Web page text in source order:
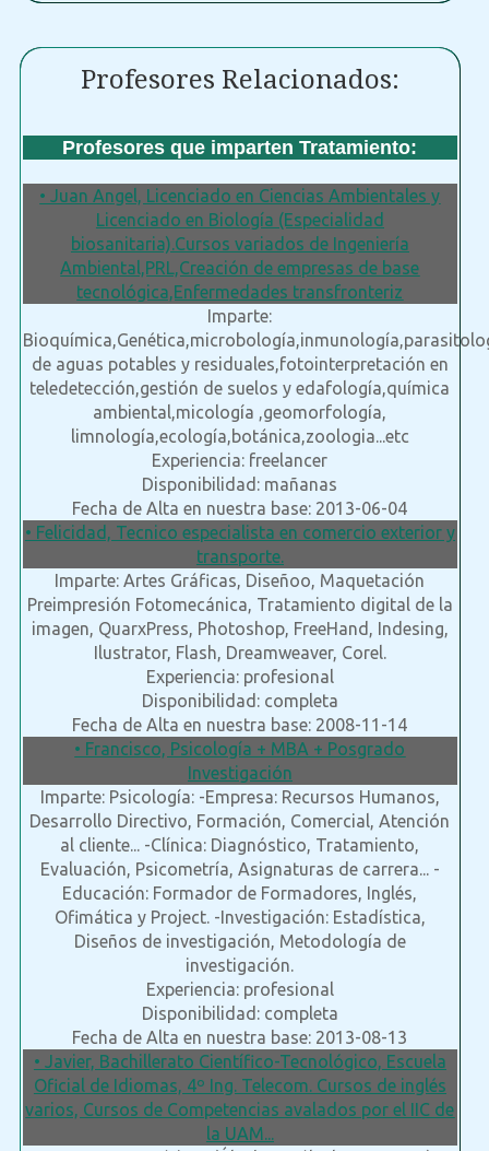
Profesores Relacionados:
Profesores que imparten Tratamiento:
• Juan Angel, Licenciado en Ciencias Ambientales y
Licenciado en Biología (Especialidad
biosanitaria).Cursos variados de Ingeniería
Ambiental,PRL,Creación de empresas de base
tecnológica,Enfermedades transfronteriz
Imparte:
de aguas potables y residuales,fotointerpretación en
teledetección,gestión de suelos y edafología,química
ambiental,micología ,geomorfología,
limnología,ecología,botánica,zoologia...etc
Experiencia: freelancer
Disponibilidad: mañanas
Fecha de Alta en nuestra base: 2013-06-04
• Felicidad, Tecnico especialista en comercio exterior y
transporte.
Imparte: Artes Gráficas, Diseñoo, Maquetación
Preimpresión Fotomecánica, Tratamiento digital de la
imagen, QuarxPress, Photoshop, FreeHand, Indesing,
Ilustrator, Flash, Dreamweaver, Corel.
Experiencia: profesional
Disponibilidad: completa
Fecha de Alta en nuestra base: 2008-11-14
• Francisco, Psicología + MBA + Posgrado
Investigación
Imparte: Psicología: -Empresa: Recursos Humanos,
Desarrollo Directivo, Formación, Comercial, Atención
al cliente... -Clínica: Diagnóstico, Tratamiento,
Evaluación, Psicometría, Asignaturas de carrera... -
Educación: Formador de Formadores, Inglés,
Ofimática y Project. -Investigación: Estadística,
Diseños de investigación, Metodología de
investigación.
Experiencia: profesional
Disponibilidad: completa
Fecha de Alta en nuestra base: 2013-08-13
• Javier, Bachillerato Científico-Tecnológico, Escuela
Oficial de Idiomas, 4º Ing. Telecom. Cursos de inglés
varios, Cursos de Competencias avalados por el IIC de
la UAM...